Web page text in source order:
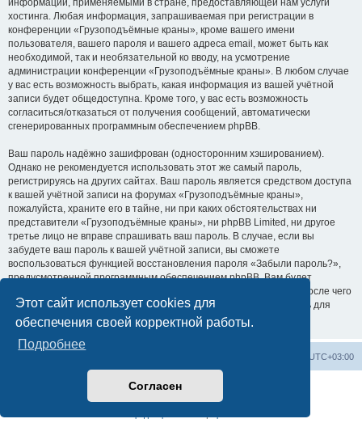
Этот сайт использует cookies для
обеспечения своей корректной работы.
Подробнее
Согласен
информации, применяемыми в стране, предоставляющей нам услуги
хостинга. Любая информация, запрашиваемая при регистрации в
конференции «Грузоподъёмные краны», кроме вашего имени
пользователя, вашего пароля и вашего адреса email, может быть как
необходимой, так и необязательной ко вводу, на усмотрение
администрации конференции «Грузоподъёмные краны». В любом случае
у вас есть возможность выбрать, какая информация из вашей учётной
записи будет общедоступна. Кроме того, у вас есть возможность
согласиться/отказаться от получения сообщений, автоматически
сгенерированных программным обеспечением phpBB.
Ваш пароль надёжно зашифрован (односторонним хэшированием).
Однако не рекомендуется использовать этот же самый пароль,
регистрируясь на других сайтах. Ваш пароль является средством доступа
к вашей учётной записи на форумах «Грузоподъёмные краны»,
пожалуйста, храните его в тайне, ни при каких обстоятельствах ни
представители «Грузоподъёмные краны», ни phpBB Limited, ни другое
третье лицо не вправе спрашивать ваш пароль. В случае, если вы
забудете ваш пароль к вашей учётной записи, вы сможете
воспользоваться функцией восстановления пароля «Забыли пароль?»,
предусмотренной программным обеспечением phpBB. Вам будет
необходимо ввести ваше имя пользователя и ваш адрес email, после чего
программное обеспечение phpBB сгенерирует вам новый пароль для
вашей учётной записи.
UTC+03:00
Создано на основеphpBB® Forum Software © phpBB Limited
Русская поддержка phpBB